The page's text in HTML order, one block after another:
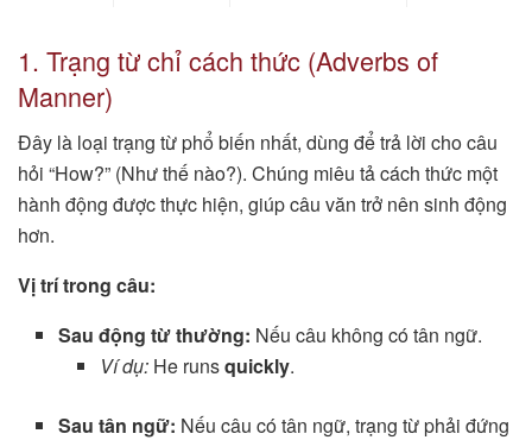
1. Trạng từ chỉ cách thức (Adverbs of
Manner)
Đây là loại trạng từ phổ biến nhất, dùng để trả lời cho câu
hỏi “How?” (Như thế nào?). Chúng miêu tả cách thức một
hành động được thực hiện, giúp câu văn trở nên sinh động
hơn.
Vị trí trong câu:
Sau động từ thường: Nếu câu không có tân ngữ.
Ví dụ:He runsquickly.
Sau tân ngữ: Nếu câu có tân ngữ, trạng từ phải đứng